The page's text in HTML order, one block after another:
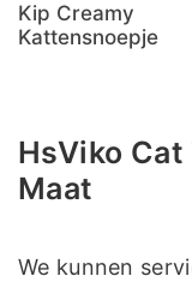
Kip Creamy
Kattensnoepje
HsViko
Maat
We kunnen